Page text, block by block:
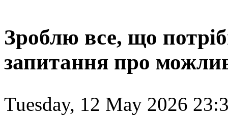
Зроблю все, що
запитання про
Tuesday, 12 May 2026